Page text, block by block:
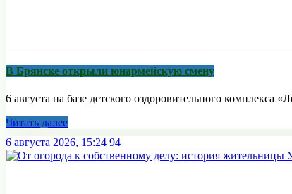
В Брянске открыли юнармейскую смену
6 августа на базе детского оздоровительного комплекса
Читать далее
6 августа 2026, 15:24 94